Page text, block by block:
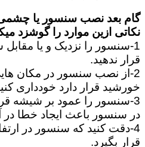
گام بعد نصب سنسور یا
نکاتی ازین موارد را گوشزد
1-سنسور را نزدیک و یا
قرار ندهید.
2-از نصب سنسور در مکان
خورشید قرار دارد خودداری
3-سنسور را عمود بر شیشه
در سنسور باعث ایجاد خطا در
4-دقت کنید که سنسور در
قرار بگیرد.